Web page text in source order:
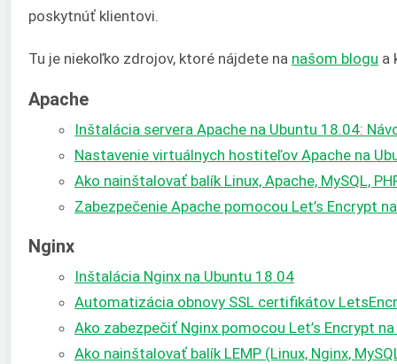
poskytnúť klientovi.
Tu je niekoľko zdrojov, ktoré nájdete na našom blogu a
Apache
Inštalácia servera Apache na Ubuntu 18.04:
Nastavenie virtuálnych hostiteľov Apache na
Ako nainštalovať balík Linux, Apache, MySQL,
Zabezpečenie Apache pomocou Let’s Encrypt
Nginx
Inštalácia Nginx na Ubuntu 18.04
Automatizácia obnovy SSL certifikátov
Ako zabezpečiť Nginx pomocou Let’s Encrypt
Ako nainštalovať balík LEMP (Linux, Nginx,